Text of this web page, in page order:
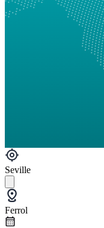
Seville
Ferrol